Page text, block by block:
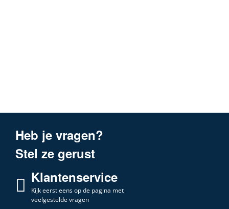
Heb je vragen?
Stel ze gerust
Klantenservice
Kijk eerst eens op de pagina met
veelgestelde vragen